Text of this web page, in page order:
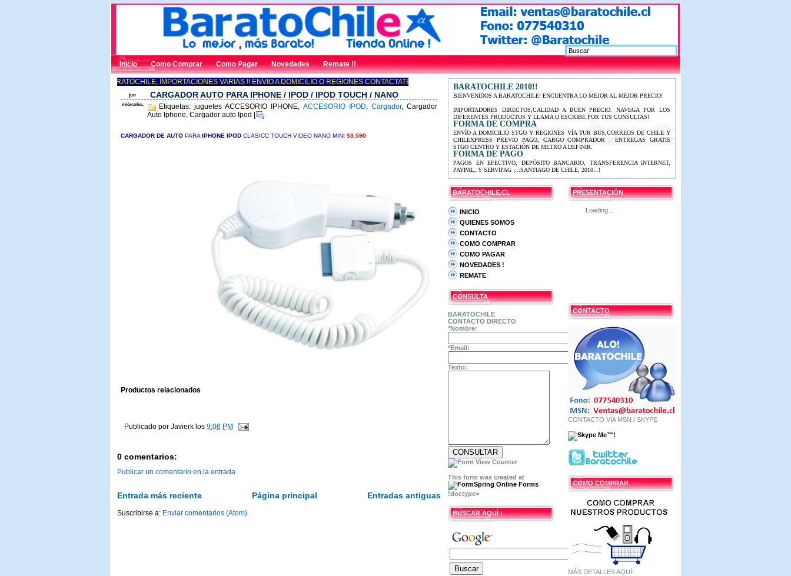
Inicio Como Comprar Como Pagar Novedades Remate !!
BARATOCHILE, IMPORTACIONES VARIAS !! ENVÍO A DOMICILIO O REGIONES CONTACTATE YA!
jun
miércoles,
CARGADOR AUTO PARA IPHONE / IPOD / IPOD TOUCH / NANO
Etiquetas: juguetes ACCESORIO IPHONE, ACCESORIO IPOD, Cargador, Cargador
Auto Iphone, Cargador auto Ipod
CARGADOR DE AUTO PARA IPHONE IPOD CLASICC TOUCH VIDEO NANO MINI $3.590
Productos relacionados
Publicado por Javierk los 9:06 PM
0 comentarios:
Publicar un comentario en la entrada
Entrada más reciente Entradas antiguas
Página principal
Suscribirse a: Enviar comentarios (Atom)
BARATOCHILE 2010!!
BIENVENIDOS A BARATOCHILE! ENCUENTRA LO MEJOR AL MEJOR PRECIO!
IMPORTADORES DIRECTOS,CALIDAD A BUEN PRECIO. NAVEGA POR LOS
DIFERENTES PRODUCTOS Y LLAMA O ESCRIBE POR TUS CONSULTAS!
FORMA DE COMPRA
ENVÍO A DOMICILIO STGO Y REGIONES VÍA TUR BUS,CORREOS DE CHILE Y
CHILEXPRESS PREVIO PAGO, CARGO COMPRADOR . ENTREGAS GRATIS
STGO CENTRO Y ESTACIÓN DE METRO A DEFINIR.
FORMA DE PAGO
PAGOS EN EFECTIVO, DEPÓSITO BANCARIO, TRANSFERENCIA INTERNET,
PAYPAL, Y SERVIPAG ¡.::SANTIAGO DE CHILE, 2010::.!
BARATOCHILE.CL
INICIO
QUIENES SOMOS
CONTACTO
COMO COMPRAR
COMO PAGAR
NOVEDADES !
REMATE
CONSULTA
BARATOCHILE
CONTACTO DIRECTO
*Nombre:
*Email:
Texto:
This form was created at
!doctype>
BUSCAR AQUÍ !
PRESENTACIÓN
Loading...
CONTACTO
CONTACTO VÍA MSN / SKYPE
COMO COMPRAR
MÁS DETALLES AQUÍ!